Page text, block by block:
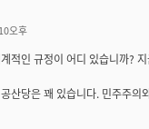
오후
적인 규정이 어디 있습니까?
산당은 꽤 있습니다. 민주주